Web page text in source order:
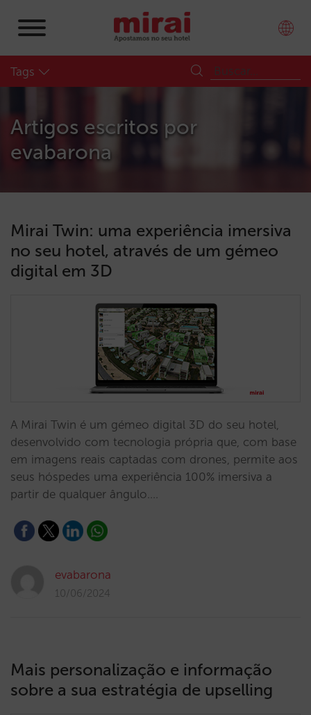
Tags
Artigos escritos por
evabarona
Mirai Twin: uma experiência imersiva
no seu hotel, através de um gémeo
digital em 3D
A Mirai Twin é um gémeo digital 3D do seu hotel,
desenvolvido com tecnologia própria que, com base
em imagens reais captadas com drones, permite aos
seus hóspedes uma experiência 100% imersiva a
partir de qualquer ângulo.…
evabarona
10/06/2024
Mais personalização e informação
sobre a sua estratégia de upselling